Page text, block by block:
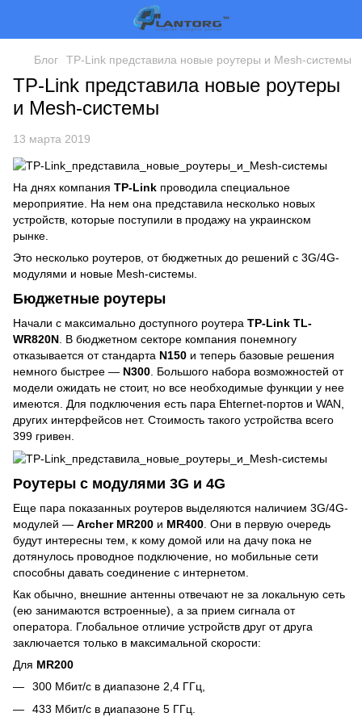
Блог TP-Link представила новые роутеры и Mesh-системы
TP-Link представила новые роутеры
и Mesh-системы
13 марта 2019
На днях компания TP-Link проводила специальное
мероприятие. На нем она представила несколько новых
устройств, которые поступили в продажу на украинском
рынке.
Это несколько роутеров, от бюджетных до решений с 3G/4G-
модулями и новые Mesh-системы.
Бюджетные роутеры
Начали с максимально доступного роутера TP-Link TL-
WR820N . В бюджетном секторе компания понемногу
отказывается от стандарта N150 и теперь базовые решения
немного быстрее — N300 . Большого набора возможностей от
модели ожидать не стоит, но все необходимые функции у нее
имеются. Для подключения есть пара Ehternet-портов и WAN,
других интерфейсов нет. Стоимость такого устройства всего
399 гривен.
Роутеры с модулями 3G и 4G
Еще пара показанных роутеров выделяются наличием 3G/4G-
модулей — Archer MR200 и MR400 . Они в первую очередь
будут интересны тем, к кому домой или на дачу пока не
дотянулось проводное подключение, но мобильные сети
способны давать соединение с интернетом.
Как обычно, внешние антенны отвечают не за локальную сеть
(ею занимаются встроенные), а за прием сигнала от
оператора. Глобальное отличие устройств друг от друга
заключается только в максимальной скорости:
Для MR200
300 Мбит/с в диапазоне 2,4 ГГц,
433 Мбит/с в диапазоне 5 ГГц.